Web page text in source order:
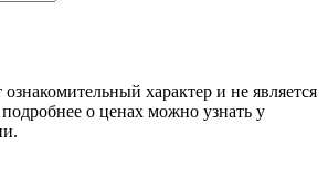
характер и не является
о ценах можно узнать у